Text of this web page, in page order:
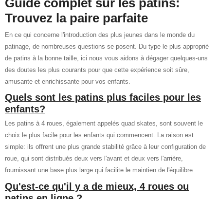
Guide complet sur les patins:
Trouvez la paire parfaite
En ce qui concerne l'introduction des plus jeunes dans le monde du
patinage, de nombreuses questions se posent. Du type le plus approprié
de patins à la bonne taille, ici nous vous aidons à dégager quelques-uns
des doutes les plus courants pour que cette expérience soit sûre,
amusante et enrichissante pour vos enfants.
Quels sont les patins plus faciles pour les
enfants?
Les patins à 4 roues, également appelés quad skates, sont souvent le
choix le plus facile pour les enfants qui commencent. La raison est
simple: ils offrent une plus grande stabilité grâce à leur configuration de
roue, qui sont distribués deux vers l'avant et deux vers l'arrière,
fournissant une base plus large qui facilite le maintien de l'équilibre.
Qu'est-ce qu'il y a de mieux, 4 roues ou